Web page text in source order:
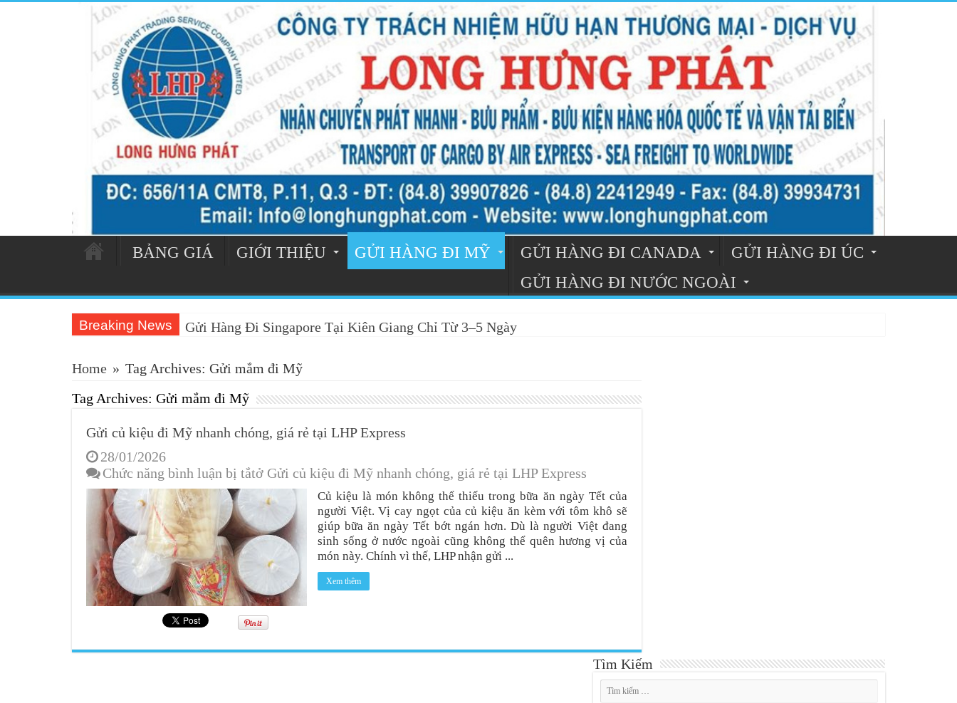
BẢNG GIÁ GIỚI THIỆU GỬI HÀNG ĐI MỸ GỬI HÀNG ĐI CANADA
GỬI HÀNG ĐI ÚC
GỬI HÀNG ĐI NƯỚC NGOÀI
Breaking News Gửi Hàng Đi Singapore Tại Kiên Giang Chỉ Từ 3–5 Ngày
Home » Tag Archives: Gửi mắm đi Mỹ
Tag Archives: Gửi mắm đi Mỹ
Gửi củ kiệu đi Mỹ nhanh chóng, giá rẻ tại LHP Express
28/01/2026
Chức năng bình luận bị tắtở Gửi củ kiệu đi Mỹ nhanh chóng, giá rẻ tại LHP Express
Củ kiệu là món không thể thiếu trong bữa ăn ngày Tết của
người Việt. Vị cay ngọt của củ kiệu ăn kèm với tôm khô sẽ
giúp bữa ăn ngày Tết bớt ngán hơn. Dù là người Việt đang
sinh sống ở nước ngoài cũng không thể quên hương vị của
món này. Chính vì thế, LHP nhận gửi ...
Xem thêm
Tìm Kiếm